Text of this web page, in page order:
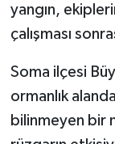
yangın,
çalışması
Soma ilçesi
ormanlık
bilinmeyen bir